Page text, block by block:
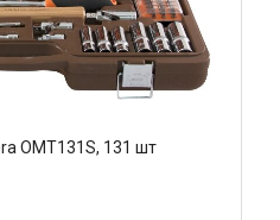
OMT131S, 131 шт